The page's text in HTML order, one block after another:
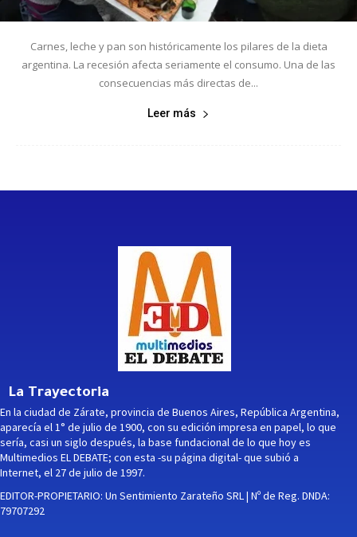
Carnes, leche y pan son históricamente los pilares de la dieta
argentina. La recesión afecta seriamente el consumo. Una de las
consecuencias más directas de...
Leer más
La Trayectoria
En la ciudad de Zárate, provincia de Buenos Aires, República Argentina,
aparecía el 1° de julio de 1900, con su edición impresa en papel, lo que
sería, casi un siglo después, la base fundacional de lo que hoy es
Multimedios EL DEBATE; con esta -su página digital- que subió a
Internet, el 27 de julio de 1997.
EDITOR-PROPIETARIO: Un Sentimiento Zarateño SRL | Nº de Reg. DNDA:
79707292